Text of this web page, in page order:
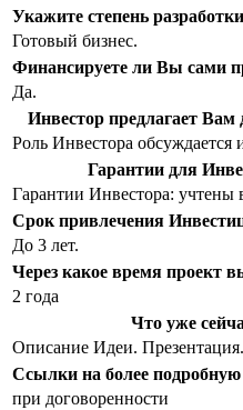
Укажите степень
Готовый бизнес.
Финансируете ли Вы сами
Да.
Инвестор предлагает Вам
Роль Инвестора обсуждается
Гарантии для
Гарантии Инвестора: учтены
Срок привлечения
До 3 лет.
Через какое время проект
2 года
Что уже
Описание Идеи.
Ссылки на более
при договоренности